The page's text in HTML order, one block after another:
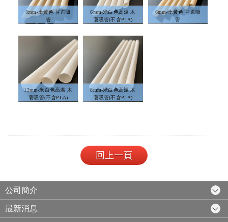
8mm-土黃色 甘蔗吸
管
6mm-米白色高溫 木
薯吸管(不含PLA)
6mm-土黃色 甘蔗吸
管
12mm-米白色高溫 木
薯吸管(不含PLA)
8mm-米白色高溫 木
薯吸管(不含PLA)
回上一頁
公司簡介
最新消息